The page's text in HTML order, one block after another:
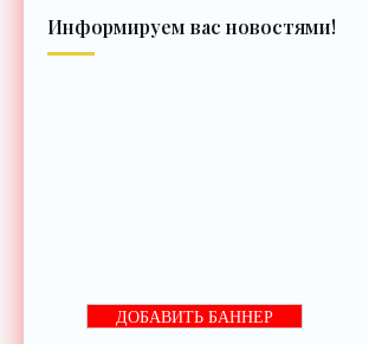
Информируем вас новостями!
ДОБАВИТЬ БАННЕР